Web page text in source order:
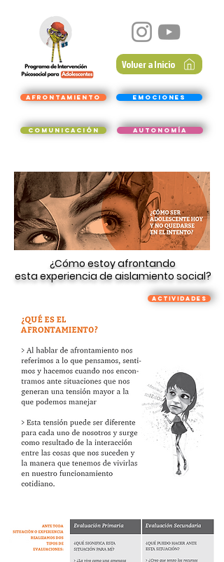
Volver a Inicio
Afrontamiento
Comunicación
Emociones
Autonomía
¿Cómo estoyafrontando
esta experiencia de aislamiento social?
Actividades